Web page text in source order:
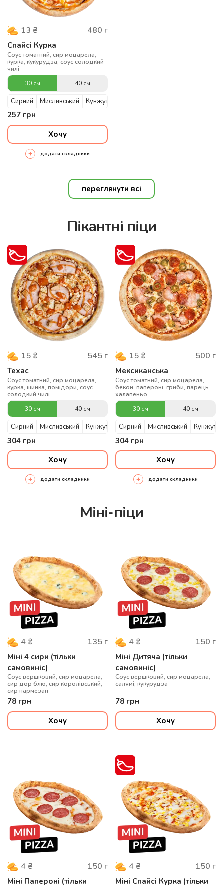
13 ₴ 480 г
Спайсі Курка
Соус томатний, сир моцарела,
курка, кукурудза, соус солодкий
чилі
30 см
40 см
Сирний Мисливський Кунжутний
257 грн
Хочу
додати складники
переглянути всі
Пікантні піци
15 ₴ 545 г
Техас
Соус томатний, сир моцарела,
курка, шинка, помідори, соус
солодкий чилі
30 см
40 см
Сирний Мисливський Кунжутний
304 грн
Хочу
додати складники
15 ₴ 500 г
Мексиканська
Соус томатний, сир моцарела,
бекон, папероні, гриби, парець
халапеньо
30 см
40 см
Сирний Мисливський
304 грн
Хочу
додати складники
Міні-піци
4 ₴ 135 г
Міні 4 сири (тільки
самовиніс)
Cоус вершковий, сир моцарела,
сир дор блю, сир королівський,
сир пармезан
78 грн
Хочу
4 ₴ 150 г
Міні Дитяча (тільки
самовиніс)
Соус вершковий, сир моцарела,
салямі, кукурудза
78 грн
Хочу
4 ₴ 150 г
Міні Папероні (тільки
4 ₴ 150 г
Міні Спайсі Курка (тільки